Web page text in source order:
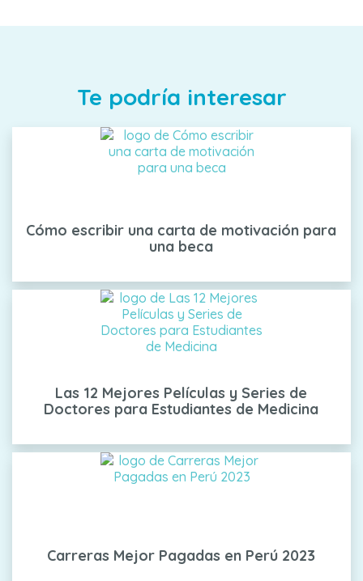
Te podría interesar
Cómo escribir una carta de motivación para
una beca
Las 12 Mejores Películas y Series de
Doctores para Estudiantes de Medicina
Carreras Mejor Pagadas en Perú 2023